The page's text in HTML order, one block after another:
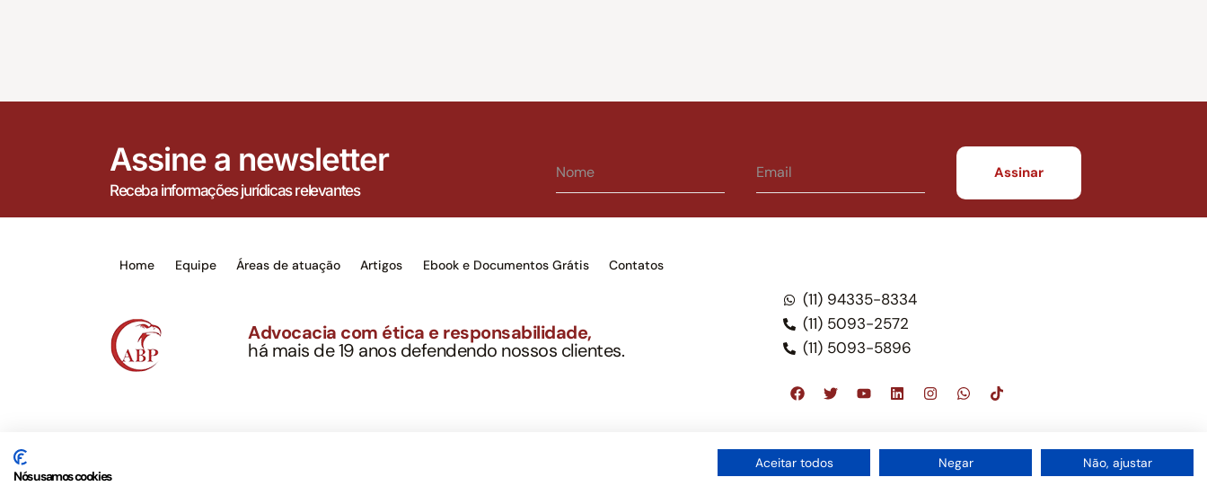
Assine a newsletter
Receba informações jurídicas relevantes
Home Equipe Áreas de atuação Artigos Ebook e Documentos Grátis Contatos
Advocacia com ética e responsabilidade,
há mais de 19 anos defendendo nossos clientes.
(11) 94335-8334
(11) 5093-2572
(11) 5093-5896
Este site não é um produto Meta Platforms, Inc., Google LLC, tampouco oferece serviços públicos oficiais. Somos um escritório de advocacia, que oferece apenas
serviços jurídicos, privativos de advogados, de acordo com a legislação vigente e o Código de Ética e Disciplina da OAB do Brasil – Alexandre Berthe Pinto Soc. de Adv,
OAB/SP nº 22477 –
Nós usamos cookies
Aceitar todos Negar Não, ajustar